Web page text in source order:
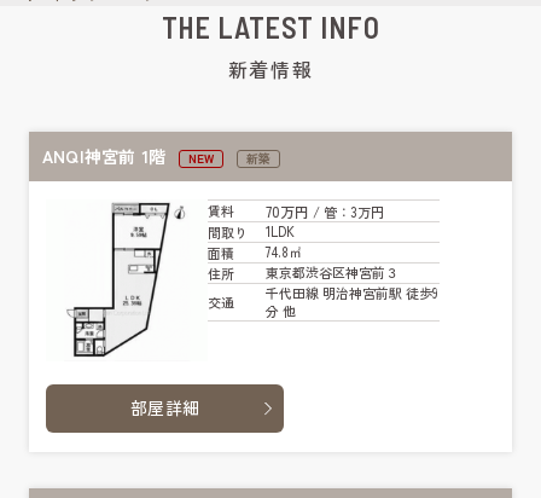
THE LATEST INFO
新着情報
ANQI神宮前 1階 NEW 新築
賃料 70万円 / 管：3万円
間取り
1LDK
面積
74.8㎡
住所
東京都渋谷区神宮前３
交通
千代田線 明治神宮前駅 徒歩9
分 他
部屋詳細